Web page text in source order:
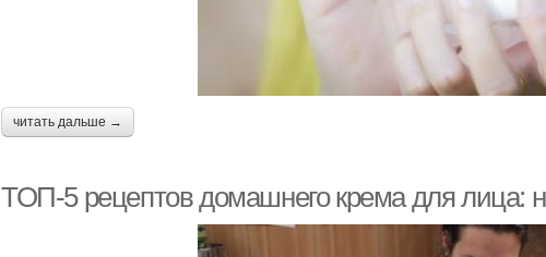
читать дальше →
ТОП-5 рецептов домашнего крема для лица: